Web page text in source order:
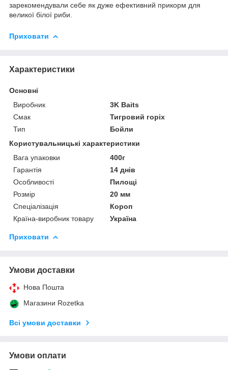
зарекомендували себе як дуже ефективний прикорм для
великої білої риби.
Приховати
Характеристики
Основні
Виробник
3K Baits
Смак
Тигровий горіх
Тип
Бойли
Користувальницькі характеристики
Вага упаковки
400г
Гарантія
14 днів
Особливості
Пилощі
Розмір
20 мм
Спеціалізація
Короп
Країна-виробник товару
Україна
Приховати
Умови доставки
Нова Пошта
Магазини Rozetka
Всі умови доставки
Умови оплати